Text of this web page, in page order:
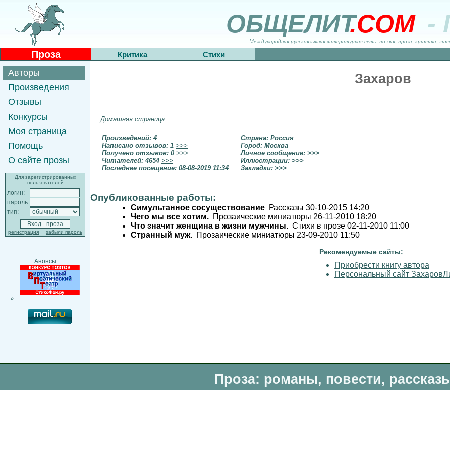
ОБЩЕЛИТ.COM -
Международная русскоязычная литературная сеть: поэзия, проза, критика,
Проза Критика Стихи
Авторы
Произведения
Отзывы
Конкурсы
Моя страница
Помощь
О сайте прозы
Для зарегистрированных
пользователей
логин:
пароль:
тип:
регистрация забыли пароль
Анонсы
Захаров
Домашняя страница
Произведений: 4
Написано отзывов: 1 >>>
Получено отзывов: 0 >>>
Читателей: 4654 >>>
Последнее посещение: 08-08-2019 11:34
Страна: Россия
Город: Москва
Личное сообщение: >>>
Иллюстрации: >>>
Закладки: >>>
Опубликованные работы:
Симультанное сосуществование Рассказы 30-10-2015 14:20
Чего мы все хотим. Прозаические миниатюры 26-11-2010 18:20
Что значит женщина в жизни мужчины. Стихи в прозе 02-11-2010 11:00
Странный муж. Прозаические миниатюры 23-09-2010 11:50
Рекомендуемые сайты:
Приобрести книгу автора
Персональный сайт
Проза: романы, повести,